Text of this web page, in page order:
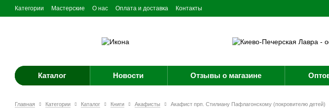
Категории Мастерские О нас Оплата и доставка Контакты
Каталог Новости Отзывы о магазине
Главная Категории Каталог Книги Акафисты Акафист прп. Стилиану Пафлагонскому (покровителю детей)